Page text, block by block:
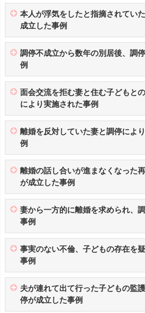
本人が浮気をしたと指摘されてい
成立した事例
調停不成立から数年の別居後、調
例
面会交流を拒む妻と住む子どもと
により実施された事例
離婚を反対していた妻と調停によ
例
離婚の話し合いが進まなくなった
が成立した事例
妻から一方的に離婚を求められ、
事例
事実のない不倫、子どもの存在を
事例
夫が連れて出て行った子どもの監
停が成立した事例